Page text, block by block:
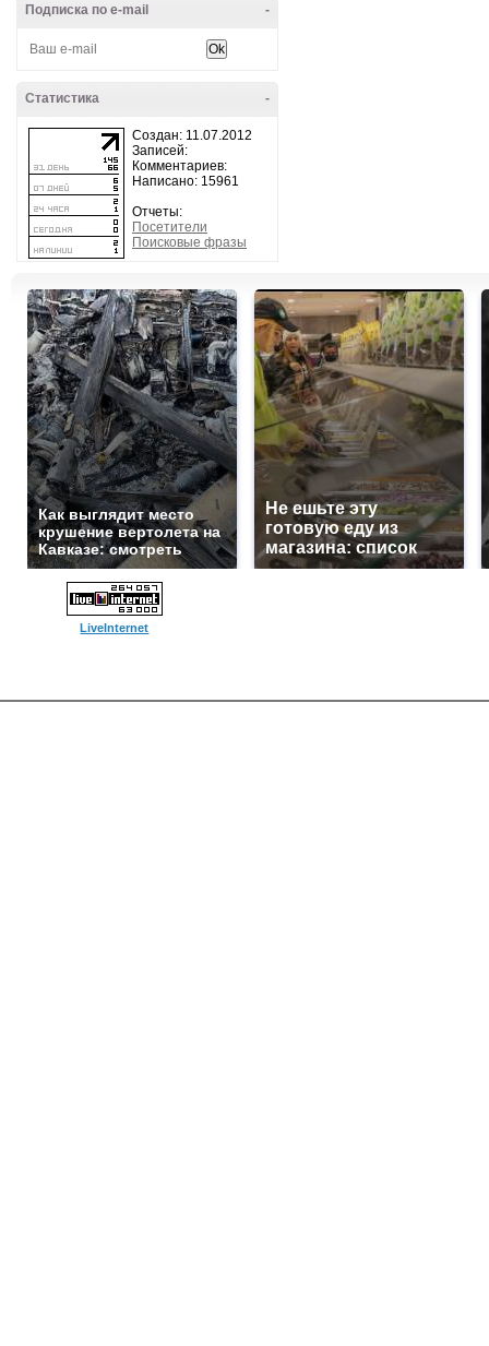
-
Подписка по e-mail
-
Статистика
Создан: 11.07.2012
Записей:
Комментариев:
Написано: 15961
Отчеты:
Посетители
Поисковые фразы
Как выглядит место
крушение вертолета на
Кавказе: смотреть
Не ешьте эту
готовую еду из
магазина: список
LiveInternet